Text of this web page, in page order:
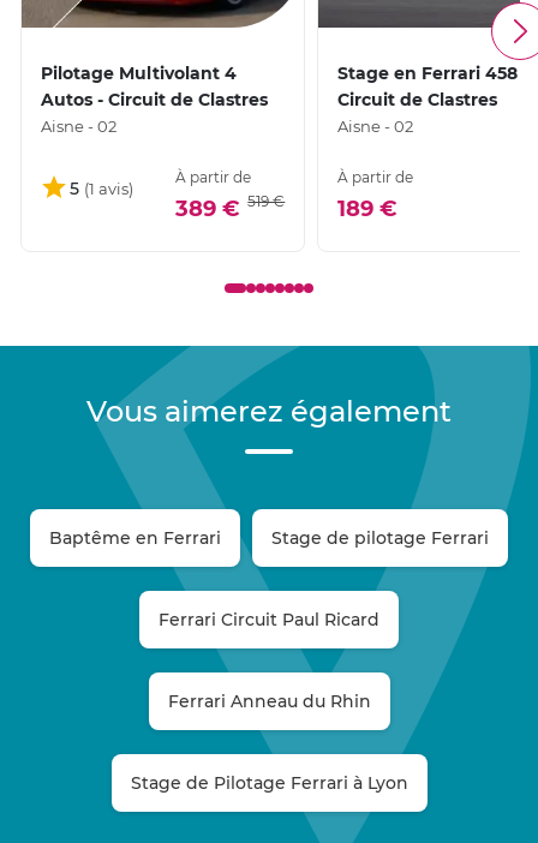
Pilotage Multivolant 4
Autos - Circuit de Clastres
Aisne - 02
5
À partir de
389 € 519 €
Stage en Ferrari 458
Circuit de Clastres
Aisne - 02
À partir de
189 €
Vous aimerez également
Baptême en Ferrari Stage de pilotage Ferrari
Ferrari Circuit Paul Ricard
Ferrari Anneau du Rhin
Stage de Pilotage Ferrari à Lyon